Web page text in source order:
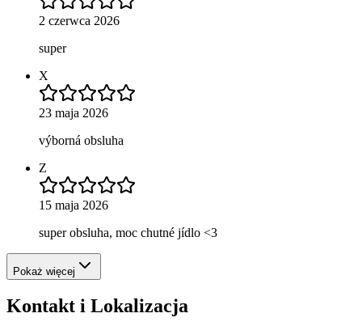
2 czerwca 2026
super
X
23 maja 2026
výborná obsluha
Z
15 maja 2026
super obsluha, moc chutné jídlo <3
Pokaż więcej
Kontakt i Lokalizacja